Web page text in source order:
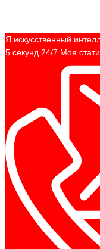
Я искусственный
5 секунд 24/7 Моя